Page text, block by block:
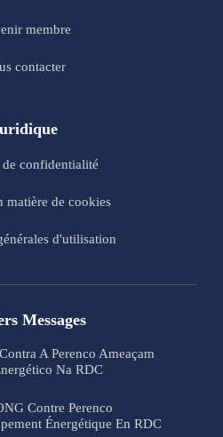
membre
contacter
confidentialité
matière de cookies
d'utilisation
Messages
A Perenco Ameaçam
Na RDC
Contre Perenco
Énergétique En RDC